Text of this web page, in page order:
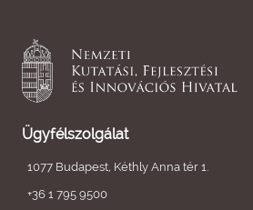
Ügyfélszolgálat
1077 Budapest, Kéthly Anna tér 1.
+36 1 795 9500